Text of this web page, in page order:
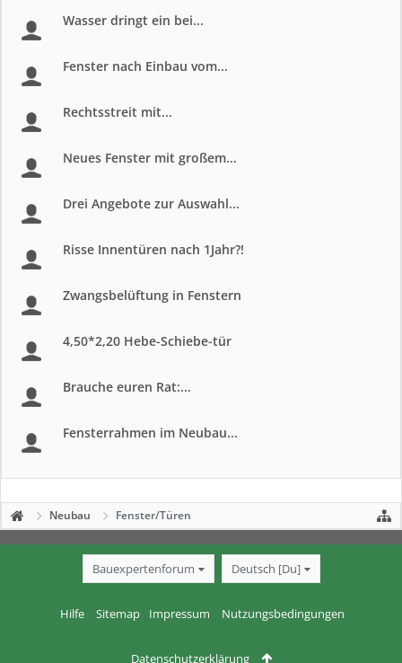
Wasser dringt ein bei...
Fenster nach Einbau vom...
Rechtsstreit mit...
Neues Fenster mit großem...
Drei Angebote zur Auswahl...
Risse Innentüren nach 1Jahr?!
Zwangsbelüftung in Fenstern
4,50*2,20 Hebe-Schiebe-tür
Brauche euren Rat:...
Fensterrahmen im Neubau...
Neubau Fenster/Türen
Bauexpertenforum Deutsch [Du]
Hilfe Sitemap Impressum Nutzungsbedingungen
Datenschutzerklärung